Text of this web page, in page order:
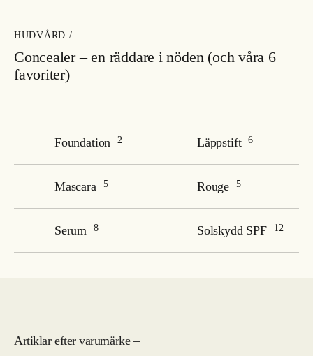
HUDVÅRD /
Concealer – en räddare i nöden (och våra 6
favoriter)
Foundation 2 Läppstift 6
Mascara 5 Rouge 5
Serum 8 Solskydd SPF 12
Artiklar efter varumärke –